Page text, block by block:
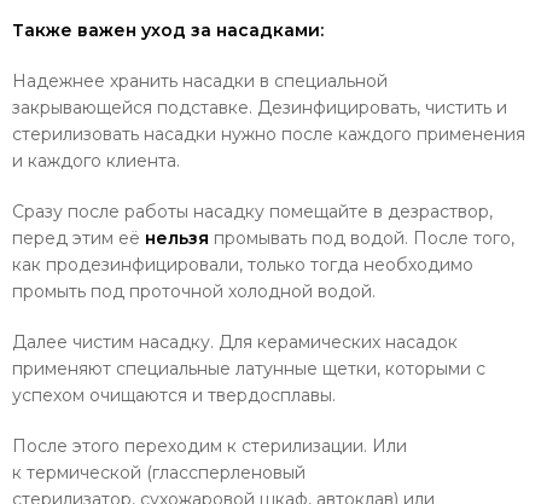
Также важен уход за насадками:
Надежнее хранить насадки в специальной
закрывающейся подставке. Дезинфицировать, чистить и
стерилизовать насадки нужно после каждого применения
и каждого клиента.
Сразу после работы насадку помещайте в дезраствор,
перед этим её нельзя промывать под водой. После того,
как продезинфицировали, только тогда необходимо
промыть под проточной холодной водой.
Далее чистим насадку. Для керамических насадок
применяют специальные латунные щетки, которыми с
успехом очищаются и твердосплавы.
После этого переходим к стерилизации. Или
к термической (глассперленовый
стерилизатор, сухожаровой шкаф, автоклав) или